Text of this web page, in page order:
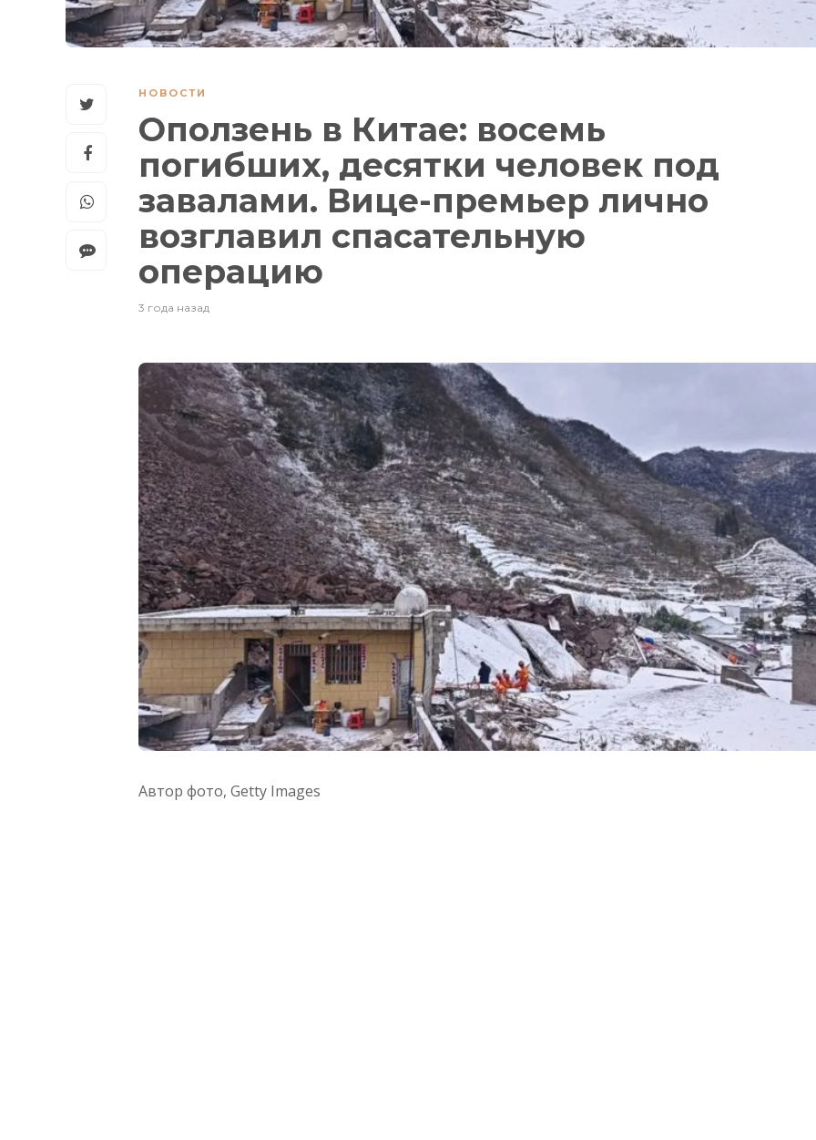
НОВОСТИ
Оползень в Китае: восемь
погибших, десятки человек под
завалами. Вице-премьер лично
возглавил спасательную
операцию
3 года назад
Автор фото, Getty Images